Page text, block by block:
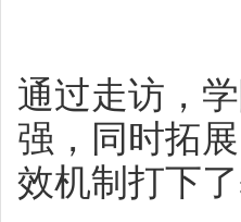
通过走访，
强，同时拓
效机制打下了